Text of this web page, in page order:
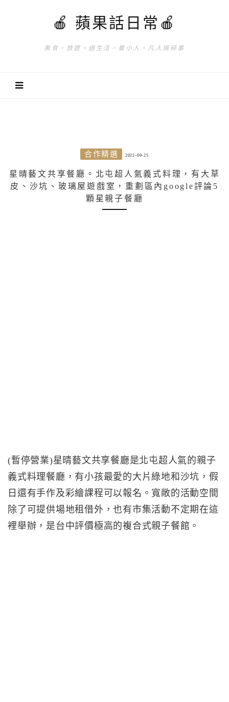
🍎 蘋果話日常🍎
美食。旅遊。過生活。養小人。凡人瑣碎事
合作精選 2022-09-25
星晴藝文共享餐廳。北屯超人氣義式料理，有大草
皮、沙坑、玻璃屋遊戲室，重劃區內google評論5
顆星親子餐廳
(暫停營業)星晴藝文共享餐廳是北屯超人氣的親子
義式料理餐廳，有小孩最愛的大片綠地和沙坑，假
日還有手作及彩繪課程可以報名。寬敞的活動空間
除了可提供場地租借外，也有市集活動不定期在這
裡舉辦，是台中評價極高的複合式親子餐館。